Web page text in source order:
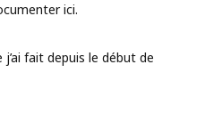
ici.
fait depuis le début de